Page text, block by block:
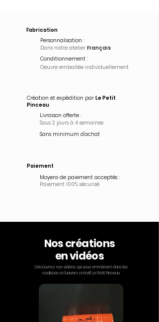
Fabrication
Personnalisation :
Dans notre atelier Français
Conditionnement :
Oeuvre emballée individuellement
Création et expédition par Le Petit
Pinceau
Livraison offerte :
Sous 2 jours à 4 semaines
Sans minimum d'achat
Paiement
Moyens de paiement acceptés :
Paiement 100% sécurisé
Nos créations
en vidéos
Découvrez nos vidéos qui vous emmènent dans les
coulisses et l'univers créatif Le Petit Pinceau